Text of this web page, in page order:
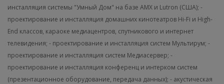
инсталляция системы "Умный Дом" на базе AMX и Lutron (США); -
проектирование и инсталляция домашних кинотеатров Hi-Fi и High-
End классов, караоке медиацентров, спутникового и интернет
телевидения; - проектирование и инсталляция систем Мультирум; -
проектирование и инсталляция систем Медиасервер; -
проектирование и инсталляция конференц и интерком систем
(презентационное оборудование, передача данных); - акустическая